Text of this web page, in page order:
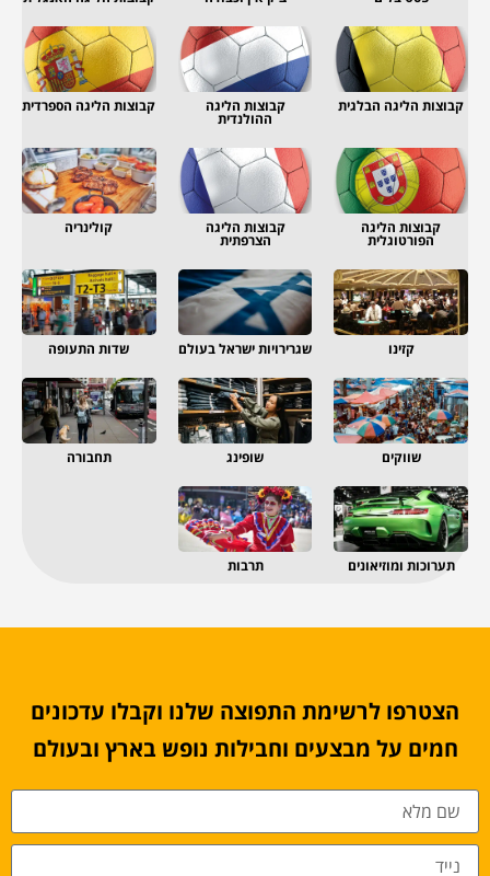
קבוצות הליגה הבלגית קבוצות הליגה
ההולנדית
קבוצות הליגה הספרדית
קבוצות הליגה
הפורטוגלית
קבוצות הליגה
הצרפתית
קולינריה
קזינו שגרירויות ישראל בעולם שדות התעופה
שווקים שופינג תחבורה
תערוכות ומוזיאונים תרבות
הצטרפו לרשימת התפוצה שלנו וקבלו עדכונים
חמים על מבצעים וחבילות נופש בארץ ובעולם